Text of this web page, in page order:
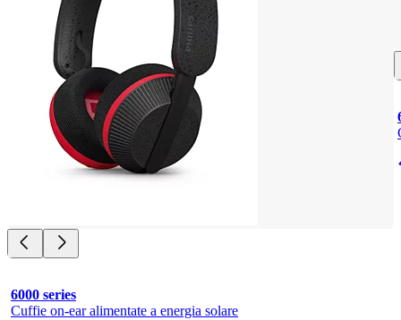
6000 series
Cuffie on-ear alimentate a energia solare